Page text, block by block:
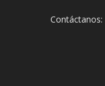
Contáctanos: